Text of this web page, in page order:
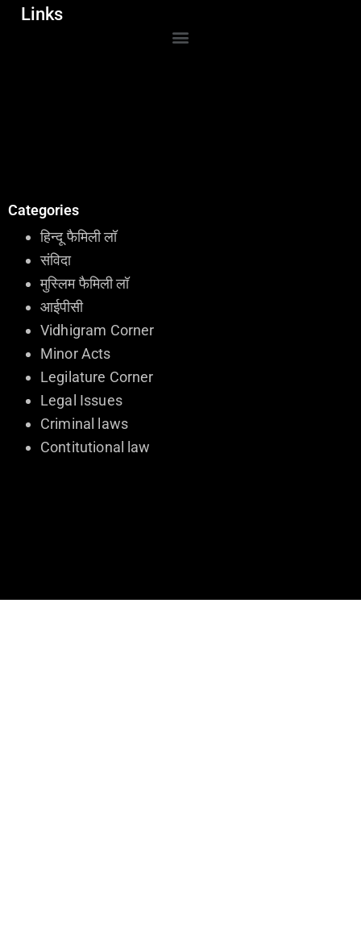
Links
Categories
हिन्दू फैमिली लॉ
संविदा
मुस्लिम फैमिली लॉ
आईपीसी
Vidhigram Corner
Minor Acts
Legilature Corner
Legal Issues
Criminal laws
Contitutional law